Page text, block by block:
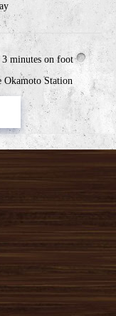
minutes on foot
Station